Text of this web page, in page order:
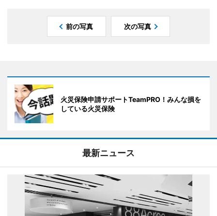
前の写真 次の写真
火災保険申請サポートTeamPRO！みんな損を
している火災保険
最新ニュース